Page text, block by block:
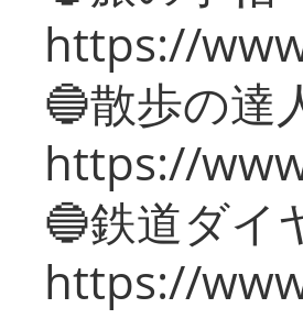
https://
🔵散歩の達
https://
🔵鉄道ダイ
https://